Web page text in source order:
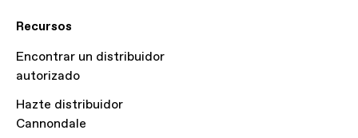
Recursos
Encontrar un distribuidor
autorizado
Hazte distribuidor
Cannondale